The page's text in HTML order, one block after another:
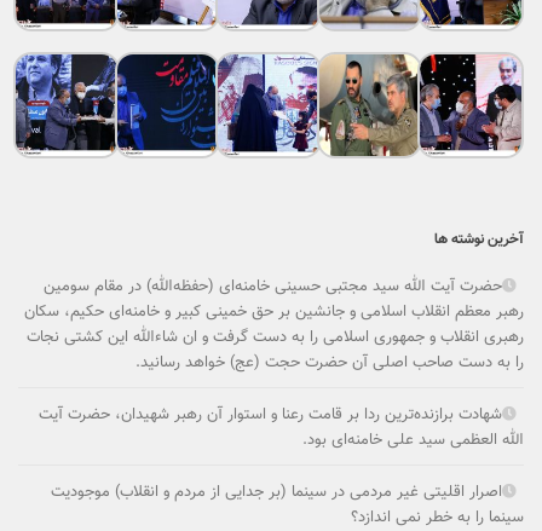
آخرین نوشته ها
حضرت آیت الله سید مجتبی حسینی خامنه‌ای (حفظه‌الله) در مقام سومین
رهبر معظم انقلاب اسلامی و جانشین بر حق خمینی کبیر و خامنه‌ای حکیم، سکان
رهبری انقلاب و جمهوری اسلامی را به دست گرفت و ان شاءالله این کشتی نجات
را به دست صاحب اصلی آن حضرت حجت (عج) خواهد رسانید.
شهادت برازنده‌ترین ردا بر قامت رعنا و استوار آن رهبر شهیدان، حضرت آیت
الله العظمی سید علی خامنه‌ای بود.
اصرار اقلیتی غیر مردمی در سینما (بر جدایی از مردم و انقلاب) موجودیت
سینما را به خطر نمی ­اندازد؟